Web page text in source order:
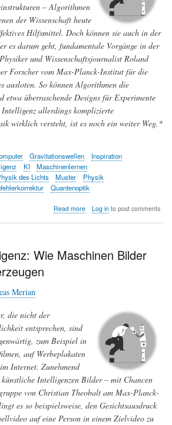
– Algorithmen
der Wissenschaft heute
Hilfsmittel. Doch können sie auch in der
es darum geht, fundamentale Vorgänge in der
und Wissenschaftsjournalist Roland
Forscher vom Max-Planck-Institut für die
ausloten. So können Algorithmen die
etwa überraschende Designs für Experimente
allerdings komplizierte
wirklich versteht, ist es noch ein weiter Weg.*
Gravitationswellen
Inspiration
KI
Maschinenlernen
des Lichts
Muster
Physik
Quantenoptik
Read moreabout
Wirklichkeit
Log into post comments
Wie Maschinen Bilder
Merian
die nicht der
entsprechen, sind
zum Beispiel in
auf Werbeplakaten
Internet. Zunehmend
künstliche Intelligenzen Bilder – mit Chancen
von Christian Theobalt am Max-Planck-
es so beispielsweise, den Gesichtsausdruck
auf eine Person in einem Zielvideo zu